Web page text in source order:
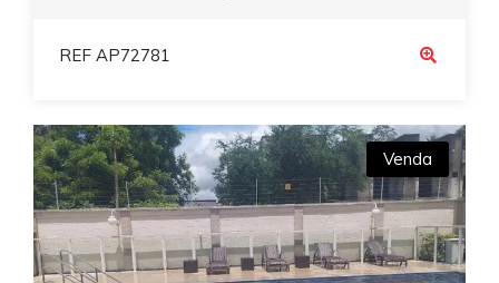
REF AP72781
Venda